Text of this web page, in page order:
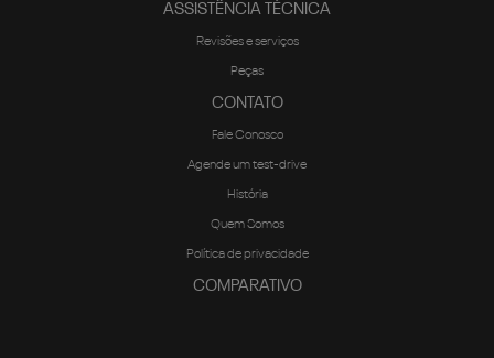
ASSISTÊNCIA TÉCNICA
Revisões e serviços
Peças
CONTATO
Fale Conosco
Agende um test-drive
História
Quem Somos
Política de privacidade
COMPARATIVO